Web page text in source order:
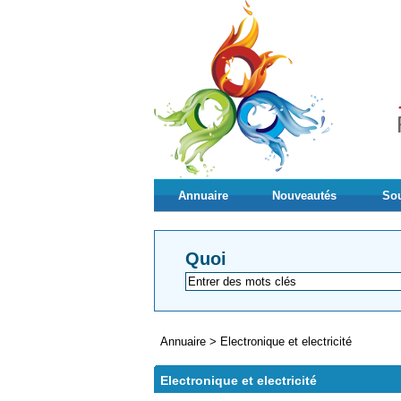
Annuaire Nouveautés
Quoi
Annuaire > Electronique et electricité
Electronique et electricité